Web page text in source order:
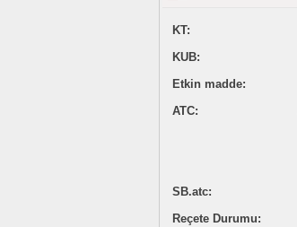
KT:
KUB:
Etkin madde:
ATC:
SB.atc:
Reçete Durumu: